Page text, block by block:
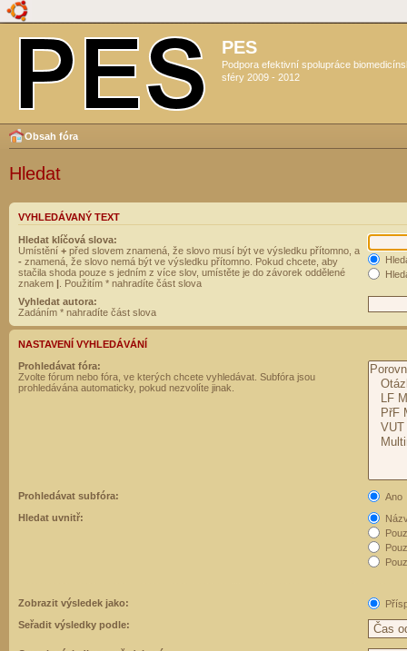
PES
Podpora efektivní spolupráce
sféry 2009 - 2012
Obsah fóra
Hledat
VYHLEDÁVANÝ TEXT
Hledat klíčová slova:
Umístění + před slovem znamená, že slovo musí být ve výsledku přítomno, a
- znamená, že slovo nemá být ve výsledku přítomno. Pokud chcete, aby
stačila shoda pouze s jedním z více slov, umístěte je do závorek oddělené
znakem | . Použitím * nahradíte část slova
Vyhledat autora:
Zadáním * nahradíte část slova
NASTAVENÍ VYHLEDÁVÁNÍ
Prohledávat fóra:
Zvolte fórum nebo fóra, ve kterých chcete vyhledávat. Subfóra jsou
prohledávána automaticky, pokud nezvolíte jinak.
Prohledávat subfóra:
Ano
Hledat uvnitř:
Zobrazit výsledek jako:
Seřadit výsledky podle: